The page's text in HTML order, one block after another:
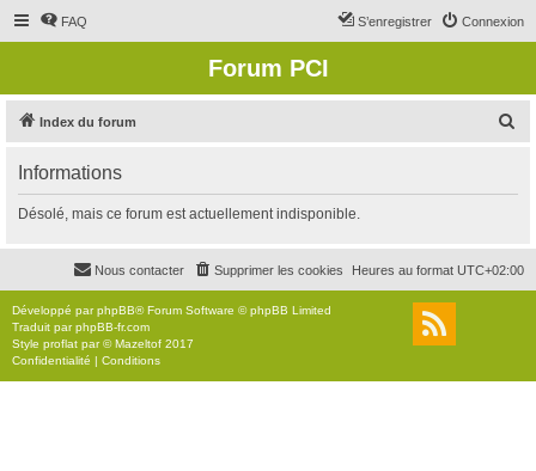
FAQ Connexion
S’enregistrer
Forum PCI
Index du forum
r
c
r
Informations
Désolé, mais ce forum est actuellement indisponible.
Heures au format UTC+02:00
Supprimer les cookies
Nous contacter
Développé parphpBB® Forum Software © phpBB Limited
Traduit parphpBB-fr.com
Style proflat par ©Mazeltof 2017
Confidentialité | Conditions